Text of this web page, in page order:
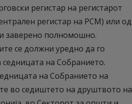
регистар на регистарот
регистар на РСМ) или од
заверено полномошно.
се должни уредно да го
седницата на Собранието.
на Собранието на
во седиштето на друштвото на